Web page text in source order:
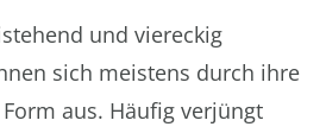
und viereckig
sich meistens durch ihre
aus. Häufig verjüngt